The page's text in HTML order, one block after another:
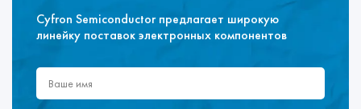
Cyfron Semiconductor предлагает широкую
линейку поставок электронных компонентов